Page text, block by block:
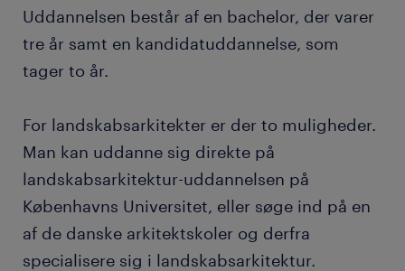
Uddannelsen består af en bachelor, der varer
tre år samt en kandidatuddannelse, som
tager to år.
For landskabsarkitekter er der to muligheder.
Man kan uddanne sig direkte på
landskabsarkitektur-uddannelsen på
Københavns Universitet, eller søge ind på en
af de danske arkitektskoler og derfra
specialisere sig i landskabsarkitektur.